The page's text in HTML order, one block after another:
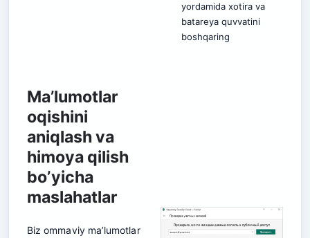
yordamida xotira va
batareya quvvatini
boshqaring
Ma’lumotlar
oqishini
aniqlash va
himoya qilish
bo’yicha
maslahatlar
Biz ommaviy ma’lumotlar